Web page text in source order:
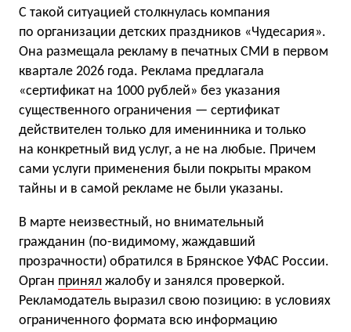
С такой ситуацией столкнулась компания
по организации детских праздников «Чудесария».
Она размещала рекламу в печатных СМИ в первом
квартале 2026 года. Реклама предлагала
«сертификат на 1000 рублей» без указания
существенного ограничения — сертификат
действителен только для именинника и только
на конкретный вид услуг, а не на любые. Причем
сами услуги применения были покрыты мраком
тайны и в самой рекламе не были указаны.
В марте неизвестный, но внимательный
гражданин (по-видимому, жаждавший
прозрачности) обратился в Брянское УФАС России.
Орган принял жалобу и занялся проверкой.
Рекламодатель выразил свою позицию: в условиях
ограниченного формата всю информацию